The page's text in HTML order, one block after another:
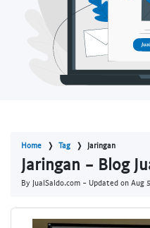
Home Tag Jaringan
Jaringan - Blog
By JualSaldo.com - Updated on Aug